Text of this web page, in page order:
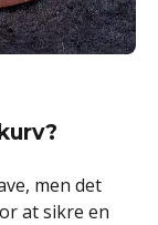
men det
at sikre en